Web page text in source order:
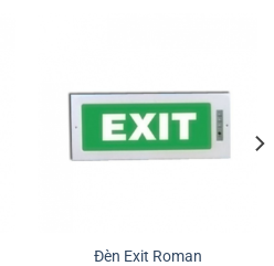
Đèn Exit Roman